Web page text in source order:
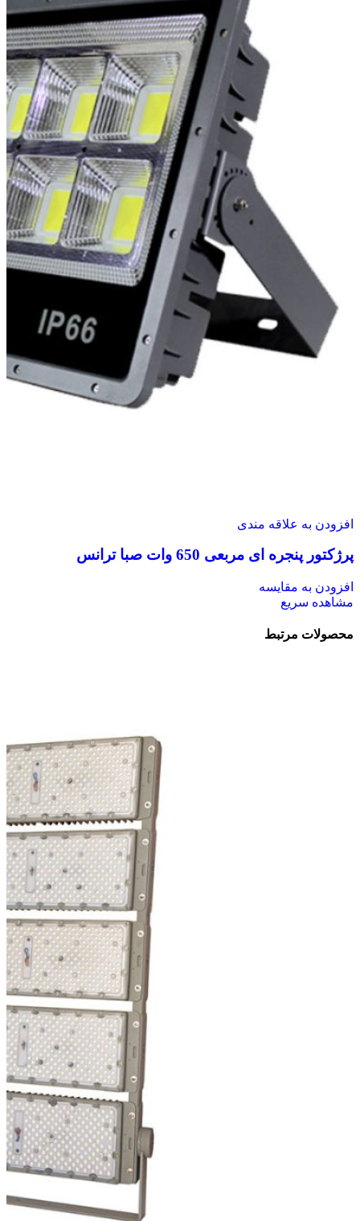
افزودن به علاقه مندی
پرژکتور پنجره ای مربعی 650 وات صبا ترانس
افزودن به مقایسه
مشاهده سریع
محصولات مرتبط